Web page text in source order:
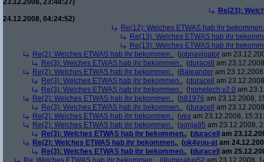
23.12.2008, 23:48:27)
Re(23):
24.12.2008, 04:24:52)
Re(12): Welches ETWAS hab ihr
Re(13): Welches ETWAS hab ihr
Re(13): Welches ETWAS hab ihr
Re(2): Welches ETWAS hab ihr bekommen.. (jobnavigator am
Re(3): Welches ETWAS hab ihr bekommen.. (duracell
am
Re(2): Welches ETWAS hab ihr bekommen.. (Baleander am
Re(3): Welches ETWAS hab ihr bekommen.. (duracell
am
Re(3): Welches ETWAS hab ihr bekommen.. (hometech.v2.0 am
Re(2): Welches ETWAS hab ihr bekommen.. (h81976 am 23.12.2008,
Re(3): Welches ETWAS hab ihr bekommen.. (duracell
am
Re(2): Welches ETWAS hab ihr bekommen.. (vex am 23.12.2008,
Re(2): Welches ETWAS hab ihr bekommen.. (sonja85 am 23.12.2008,
Re(3): Welches ETWAS hab ihr bekommen.. (duracell
am
Re(2): Welches ETWAS hab ihr bekommen.. (ok4you-at am
Re(3): Welches ETWAS hab ihr bekommen.. (duracell
am
Re: Welches ETWAS hab ihr bekommen.. (illuminatus52 am 23.12.2008,